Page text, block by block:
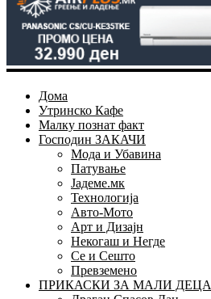
Дома
Утринско Кафе
Малку познат факт
Господин ЗАКАЧИ
Мода и Убавина
Патување
Јадеме.мк
Технологија
Авто-Мото
Арт и Дизајн
Некогаш и Негде
Се и Сешто
Превземено
ПРИКАСКИ ЗА МАЛИ ДЕЦА